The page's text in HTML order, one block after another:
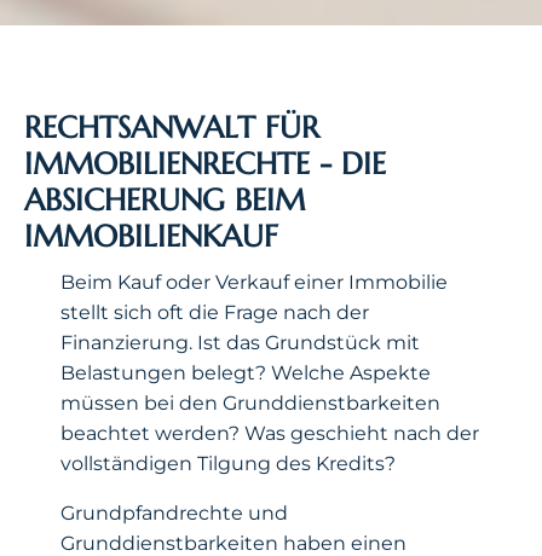
RECHTSANWALT FÜR
IMMOBILIENRECHTE - DIE
ABSICHERUNG BEIM
IMMOBILIENKAUF
Beim Kauf oder Verkauf einer Immobilie
stellt sich oft die Frage nach der
Finanzierung. Ist das Grundstück mit
Belastungen belegt? Welche Aspekte
müssen bei den Grunddienstbarkeiten
beachtet werden? Was geschieht nach der
vollständigen Tilgung des Kredits?
Grundpfandrechte und
Grunddienstbarkeiten haben einen